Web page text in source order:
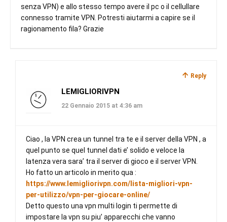
senza VPN) e allo stesso tempo avere il pc o il cellullare
connesso tramite VPN. Potresti aiutarmi a capire se il
ragionamento fila? Grazie
Reply
LEMIGLIORIVPN
22 Gennaio 2015 at 4:36 am
Ciao , la VPN crea un tunnel tra te e il server della VPN , a
quel punto se quel tunnel dati e’ solido e veloce la
latenza vera sara’ tra il server di gioco e il server VPN.
Ho fatto un articolo in merito qua :
https://www.lemigliorivpn.com/lista-migliori-vpn-
per-utilizzo/vpn-per-giocare-online/
Detto questo una vpn multi login ti permette di
impostare la vpn su piu’ apparecchi che vanno